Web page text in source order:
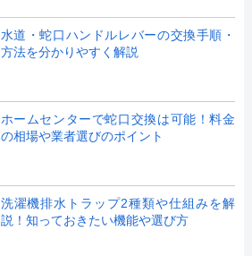
水道・蛇口ハンドルレバーの交換手順・
方法を分かりやすく解説
ホームセンターで蛇口交換は可能！料金
の相場や業者選びのポイント
洗濯機排水トラップ2種類や仕組みを解
説！知っておきたい機能や選び方